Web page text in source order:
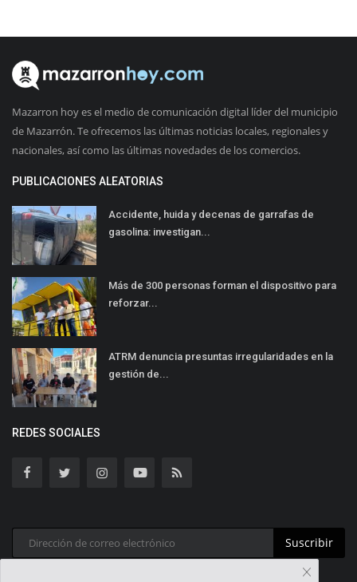
Mazarron hoy es el medio de comunicación digital líder del municipio
de Mazarrón. Te ofrecemos las últimas noticias locales, regionales y
nacionales, así como las últimas novedades de los comercios.
PUBLICACIONES ALEATORIAS
Accidente, huida y decenas de garrafas de
gasolina: investigan...
Más de 300 personas forman el dispositivo para
reforzar...
ATRM denuncia presuntas irregularidades en la
gestión de...
REDES SOCIALES
Suscribir